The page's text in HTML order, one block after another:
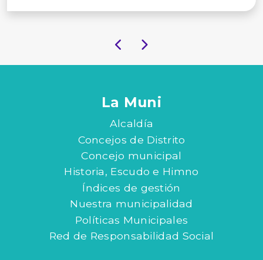
La Muni
Alcaldía
Concejos de Distrito
Concejo municipal
Historia, Escudo e Himno
Índices de gestión
Nuestra municipalidad
Políticas Municipales
Red de Responsabilidad Social